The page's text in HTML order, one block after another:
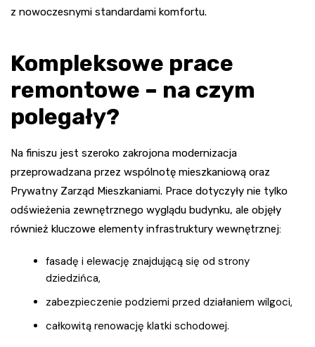
z nowoczesnymi standardami komfortu.
Kompleksowe prace
remontowe – na czym
polegały?
Na finiszu jest szeroko zakrojona modernizacja
przeprowadzana przez wspólnotę mieszkaniową oraz
Prywatny Zarząd Mieszkaniami. Prace dotyczyły nie tylko
odświeżenia zewnętrznego wyglądu budynku, ale objęły
również kluczowe elementy infrastruktury wewnętrznej:
fasadę i elewację znajdującą się od strony
dziedzińca,
zabezpieczenie podziemi przed działaniem wilgoci,
całkowitą renowację klatki schodowej.